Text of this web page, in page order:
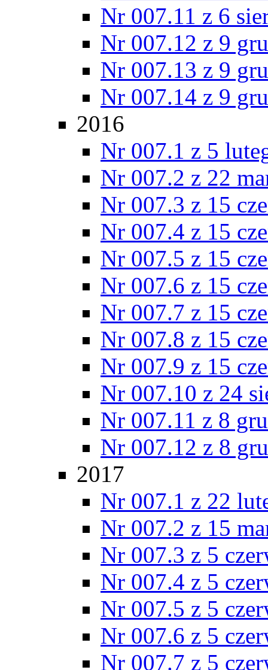
Nr 007.11 z 6
Nr 007.12 z 9
Nr 007.13 z 9
Nr 007.14 z 9
2016
Nr 007.1 z 5
Nr 007.2 z 22
Nr 007.3 z 15
Nr 007.4 z 15
Nr 007.5 z 15
Nr 007.6 z 15
Nr 007.7 z 15
Nr 007.8 z 15
Nr 007.9 z 15
Nr 007.10 z 24
Nr 007.11 z 8
Nr 007.12 z 8
2017
Nr 007.1 z 22
Nr 007.2 z 15
Nr 007.3 z 5
Nr 007.4 z 5
Nr 007.5 z 5
Nr 007.6 z 5
Nr 007.7 z 5